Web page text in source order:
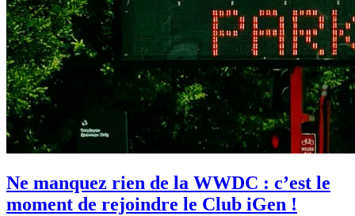
Ne manquez rien de la WWDC : c’est le
moment de rejoindre le Club iGen !